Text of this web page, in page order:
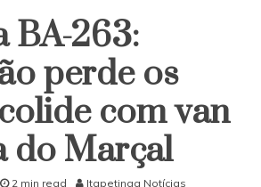
BA-263:
perde os
com van
do Marçal
2 min read Itapetinga Notícias